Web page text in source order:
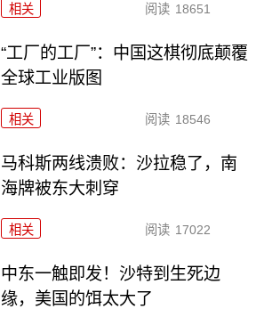
相关 阅读 18651
“工厂的工厂”：中国这棋彻底颠覆
全球工业版图
相关 阅读 18546
马科斯两线溃败：沙拉稳了，南
海牌被东大刺穿
相关 阅读 17022
中东一触即发！沙特到生死边
缘，美国的饵太大了